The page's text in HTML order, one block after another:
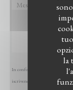
la
In conformità al Codice del
iscrivendoti al Registro